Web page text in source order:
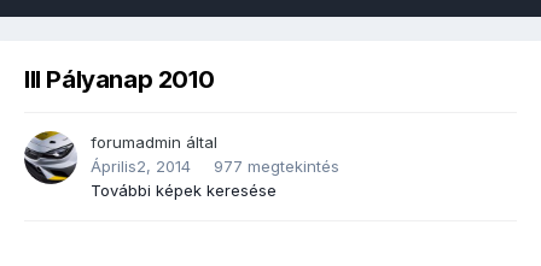
III Pályanap 2010
forumadmin által
Április2, 2014
977 megtekintés
További képek keresése